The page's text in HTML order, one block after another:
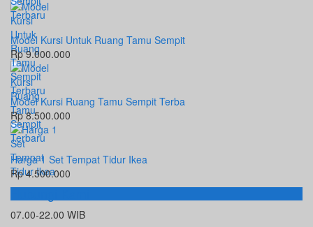
Model Kursi Untuk Ruang Tamu Sempit
Rp 9.000.000
Model Kursi Ruang Tamu Sempit Terba
Rp 8.500.000
Harga 1 Set Tempat Tidur Ikea
Rp 4.500.000
Hubungi Kami
07.00-22.00 WIB